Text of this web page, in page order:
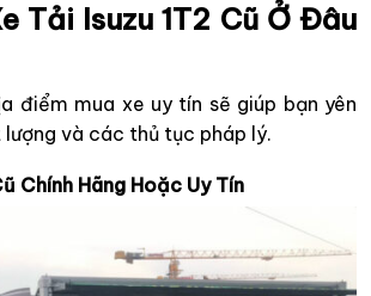
Tải Isuzu 1T2 Cũ Ở Đâu
điểm mua xe uy tín sẽ giúp bạn yên
và các thủ tục pháp lý.
Chính Hãng Hoặc Uy Tín